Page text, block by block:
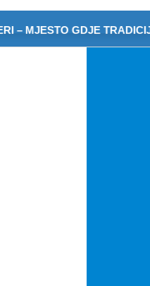
– MJESTO GDJE TRADICIJA